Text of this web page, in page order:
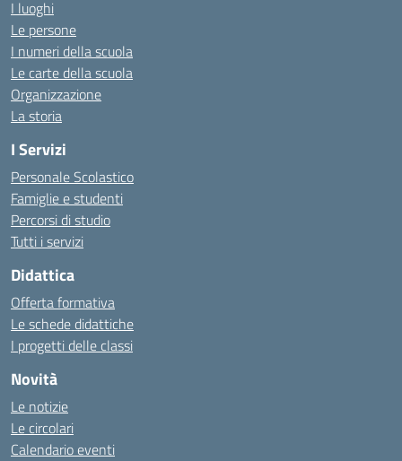
I luoghi
Le persone
I numeri della scuola
Le carte della scuola
Organizzazione
La storia
I Servizi
Personale Scolastico
Famiglie e studenti
Percorsi di studio
Tutti i servizi
Didattica
Offerta formativa
Le schede didattiche
I progetti delle classi
Novità
Le notizie
Le circolari
Calendario eventi